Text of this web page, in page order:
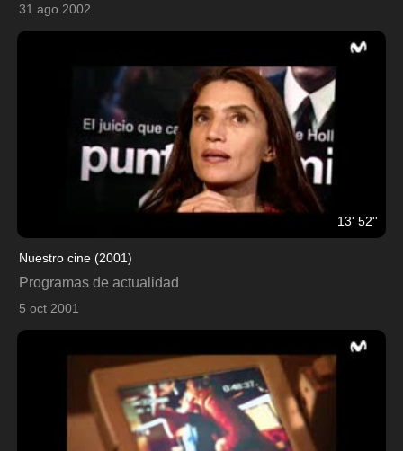
31 ago 2002
13' 52''
Nuestro cine (2001)
Programas de actualidad
5 oct 2001